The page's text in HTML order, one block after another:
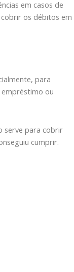
em casos de
os débitos em
para
empréstimo ou
serve para cobrir
cumprir.